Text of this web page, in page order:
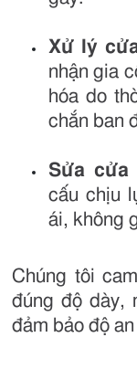
Xử lý
nhận gia
hóa do
chắn ban
Sửa cửa
cấu chịu
ái, không
Chúng tôi
đúng độ dày,
đảm bảo độ